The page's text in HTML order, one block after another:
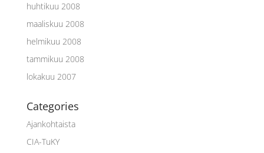
huhtikuu 2008
maaliskuu 2008
helmikuu 2008
tammikuu 2008
lokakuu 2007
Categories
Ajankohtaista
CIA-TuKY